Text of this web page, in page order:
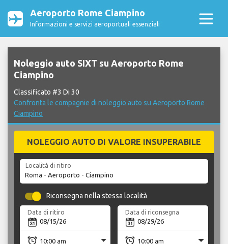
Aeroporto Rome Ciampino
Informazioni e servizi aeroportuali essenziali
Noleggio auto SIXT su Aeroporto Rome
Ciampino
Classificato #3 Di 30
Confronta le compagnie di noleggio auto su Aeroporto Rome
Ciampino
NOLEGGIO AUTO DI VALORE INSUPERABILE
Località di ritiro
Riconsegna nella stessa località
Data di ritiro Data di riconsegna